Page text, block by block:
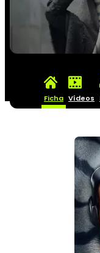
Ficha Vídeos